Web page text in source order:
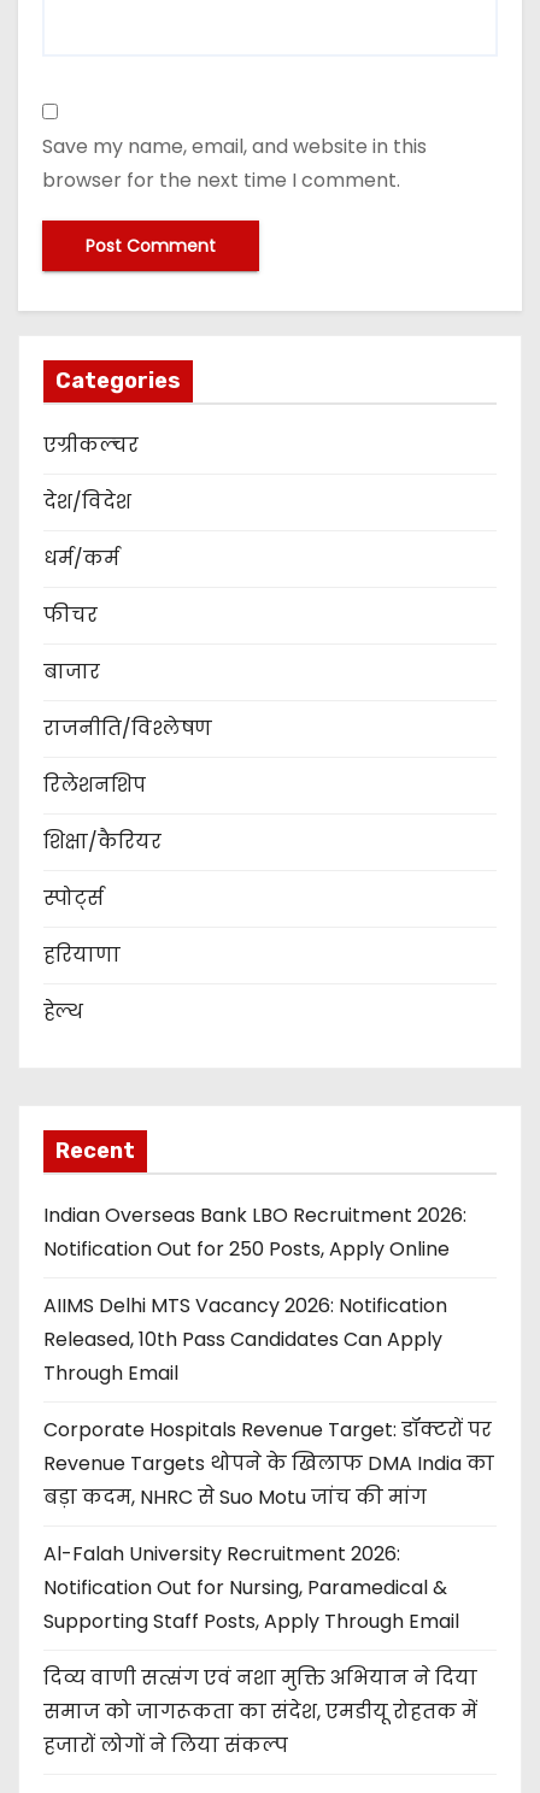
Save my name, email, and website in this
browser for the next time I comment.
Categories
एग्रीकल्चर
देश/विदेश
धर्म/कर्म
फीचर
बाजार
राजनीति/विश्लेषण
रिलेशनशिप
शिक्षा/कैरियर
स्पोर्ट्स
हरियाणा
हेल्थ
Recent
Indian Overseas Bank LBO Recruitment 2026:
Notification Out for 250 Posts, Apply Online
AIIMS Delhi MTS Vacancy 2026: Notification
Released, 10th Pass Candidates Can Apply
Through Email
Corporate Hospitals Revenue Target: डॉक्टरों पर
Revenue Targets थोपने के खिलाफ DMA India का
बड़ा कदम, NHRC से Suo Motu जांच की मांग
Al-Falah University Recruitment 2026:
Notification Out for Nursing, Paramedical &
Supporting Staff Posts, Apply Through Email
दिव्य वाणी सत्संग एवं नशा मुक्ति अभियान ने दिया
समाज को जागरूकता का संदेश, एमडीयू रोहतक में
हजारों लोगों ने लिया संकल्प